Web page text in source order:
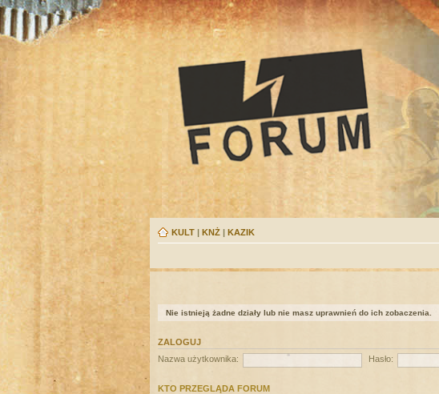
KULT | KNŻ | KAZIK
Nie istnieją żadne działy lub nie masz uprawnień do ich zobaczenia.
ZALOGUJ
Nazwa użytkownika:
Hasło:
KTO PRZEGLĄDA FORUM